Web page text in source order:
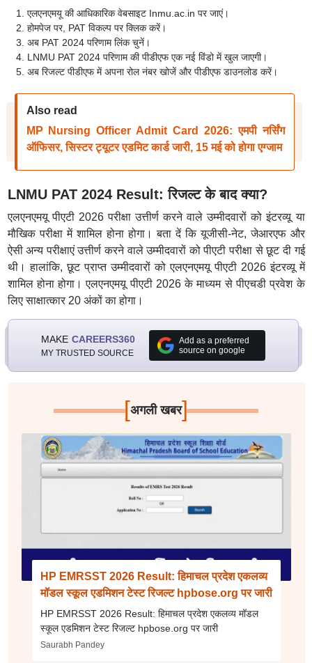
एलएनएमयू की आधिकारिक वेबसाइट Inmu.ac.in पर जाएं।
होमपेज पर, PAT विकल्प पर क्लिक करें।
अब PAT 2024 परिणाम लिंक चुनें।
LNMU PAT 2024 परिणाम की पीडीएफ एक नई विंडो में खुल जाएगी।
अब रिजल्ट पीडीएफ में अपना रोल नंबर खोजें और पीडीएफ डाउनलोड करें।
Also read
MP Nursing Officer Admit Card 2026: एमपी नर्सिंग
ऑफिसर, सिस्टर ट्यूटर एडमिट कार्ड जारी, 15 मई को होगा एग्जाम
LNMU PAT 2024 Result: रिजल्ट के बाद क्या?
एलएनएमयू पीएटी 2026 परीक्षा उत्तीर्ण करने वाले उम्मीदवारों को इंटरव्यू या
मौखिक परीक्षा में शामिल होना होगा। बता दें कि यूजीसी-नेट, जेआरएफ और
ऐसी अन्य परीक्षाएं उत्तीर्ण करने वाले उम्मीदवारों को पीएटी परीक्षा से छूट दी गई
थी। हालांकि, छूट प्राप्त उम्मीदवारों को एलएनएमयू पीएटी 2026 इंटरव्यू में
शामिल होना होगा। एलएनएमयू पीएटी 2026 के माध्यम से पीएचडी प्रवेश के
लिए साक्षात्कार 20 अंकों का होगा।
MAKE CAREERS360
MY TRUSTED SOURCE
Add as a preferred
source on google
[अगली खबर]
HP EMRSST 2026 Result: हिमाचल प्रदेश एकलव्य
मॉडल स्कूल एडमिशन टेस्ट रिजल्ट hpbose.org पर जारी
HP EMRSST 2026 Result: हिमाचल प्रदेश एकलव्य मॉडल
स्कूल एडमिशन टेस्ट रिजल्ट hpbose.org पर जारी
Saurabh Pandey